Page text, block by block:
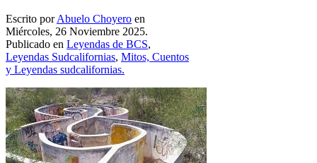
Escrito porAbuelo Choyero en
Miércoles, 26 Noviembre 2025.
Publicado en Leyendas de BCS,
Leyendas Sudcalifornias, Mitos, Cuentos
y Leyendas sudcalifornias.